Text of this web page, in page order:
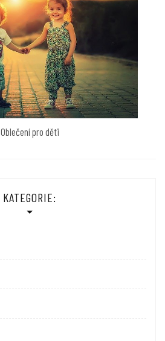
Oblečení pro děti
KATEGORIE: